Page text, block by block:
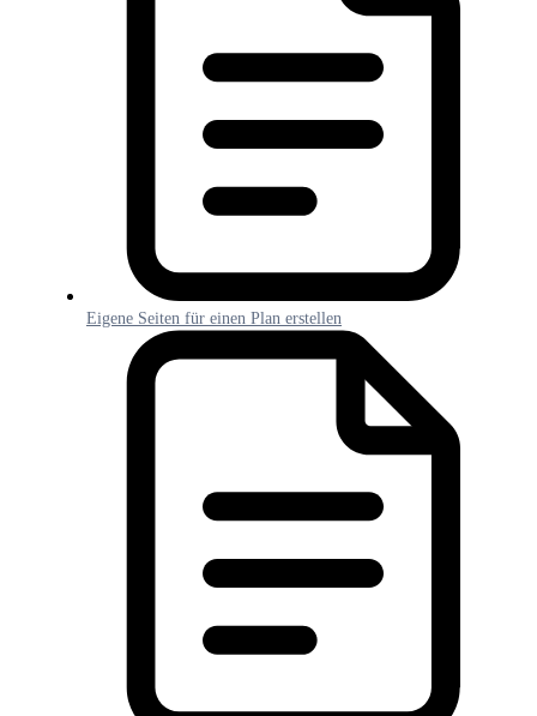
Eigene Seiten für einen Plan erstellen